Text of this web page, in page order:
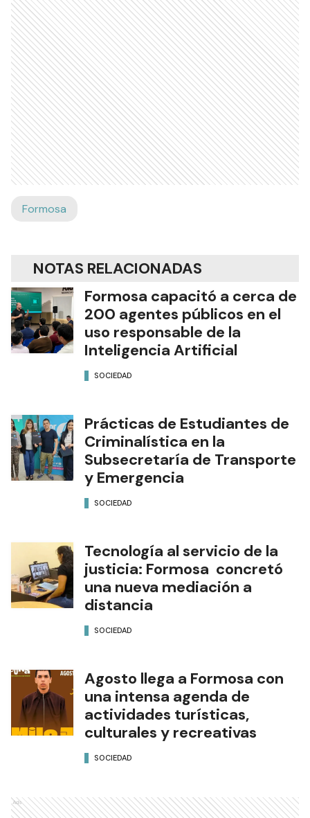
Formosa
NOTAS RELACIONADAS
Formosa capacitó a cerca de
200 agentes públicos en el
uso responsable de la
Inteligencia Artificial
SOCIEDAD
Prácticas de Estudiantes de
Criminalística en la
Subsecretaría de Transporte
y Emergencia
SOCIEDAD
Tecnología al servicio de la
justicia: Formosa concretó
una nueva mediación a
distancia
SOCIEDAD
Agosto llega a Formosa con
una intensa agenda de
actividades turísticas,
culturales y recreativas
SOCIEDAD
Ads